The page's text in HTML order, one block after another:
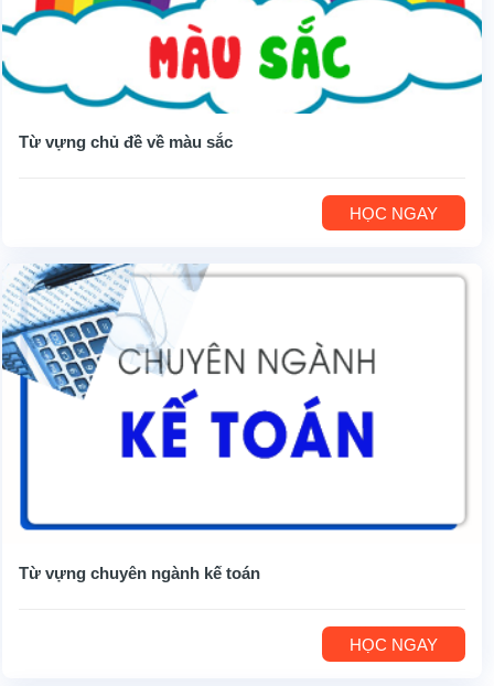
Từ vựng chủ đề về màu sắc
HỌC NGAY
Từ vựng chuyên ngành kế toán
HỌC NGAY